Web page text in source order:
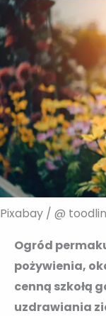
Pixabay / @
Ogród
pożywienia,
cenną szkołą
uzdrawiania